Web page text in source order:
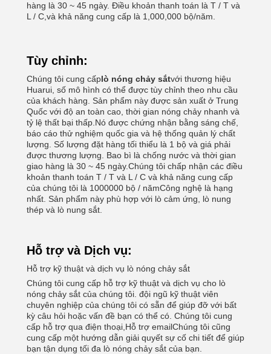
hàng là 30 ~ 45 ngày. Điều khoản thanh toán là T / T và
L / C,và khả năng cung cấp là 1,000,000 bộ/năm.
Tùy chỉnh:
Chúng tôi cung cấplò nóng chảy sắtvới thương hiệu
Huarui, số mô hình có thể được tùy chỉnh theo nhu cầu
của khách hàng. Sản phẩm này được sản xuất ở Trung
Quốc với độ an toàn cao, thời gian nóng chảy nhanh và
tỷ lệ thất bại thấp.Nó được chứng nhận bằng sáng chế,
báo cáo thử nghiệm quốc gia và hệ thống quản lý chất
lượng. Số lượng đặt hàng tối thiểu là 1 bộ và giá phải
được thương lượng. Bao bì là chống nước và thời gian
giao hàng là 30 ~ 45 ngày.Chúng tôi chấp nhận các điều
khoản thanh toán T / T và L / C và khả năng cung cấp
của chúng tôi là 1000000 bộ / nămCông nghệ là hạng
nhất. Sản phẩm này phù hợp với lò cảm ứng, lò nung
thép và lò nung sắt.
Hỗ trợ và Dịch vụ:
Hỗ trợ kỹ thuật và dịch vụ lò nóng chảy sắt
Chúng tôi cung cấp hỗ trợ kỹ thuật và dịch vụ cho lò
nóng chảy sắt của chúng tôi. đội ngũ kỹ thuật viên
chuyên nghiệp của chúng tôi có sẵn để giúp đỡ với bất
kỳ câu hỏi hoặc vấn đề bạn có thể có. Chúng tôi cung
cấp hỗ trợ qua điện thoại,Hỗ trợ emailChúng tôi cũng
cung cấp một hướng dẫn giải quyết sự cố chi tiết để giúp
bạn tận dụng tối đa lò nóng chảy sắt của bạn.